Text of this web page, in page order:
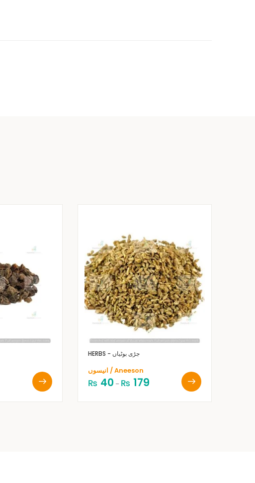
HERBS - جڑی بوٹیاں
انیسوں / Aneeson
₨ 40 – ₨ 179